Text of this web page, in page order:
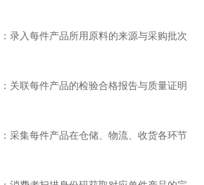
录入每件产品所用原料的来源与采购批次
关联每件产品的检验合格报告与质量证明
采集每件产品在仓储、物流、收货各环节